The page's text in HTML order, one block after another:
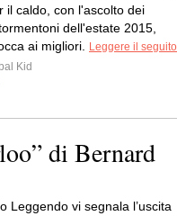
il caldo, con l'ascolto dei
dell'estate 2015,
ai migliori.
Leggere il seguito
Kid
di Bernard
Leggendo vi segnala l’uscita